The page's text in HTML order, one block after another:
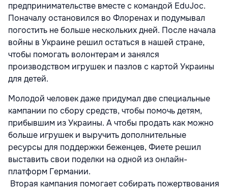
предпринимательстве вместе с командой EduJoc.
Поначалу остановился во Флоренах и подумывал
погостить не больше нескольких дней. После начала
войны в Украине решил остаться в нашей стране,
чтобы помогать волонтерам и занялся
производством игрушек и пазлов с картой Украины
для детей.
Молодой человек даже придумал две специальные
кампании по сбору средств, чтобы помочь детям,
прибывшим из Украины. А чтобы продать как можно
больше игрушек и выручить дополнительные
ресурсы для поддержки беженцев, Фиете решил
выставить свои поделки на одной из онлайн-
платформ Германии.
Вторая кампания помогает собирать пожертвования